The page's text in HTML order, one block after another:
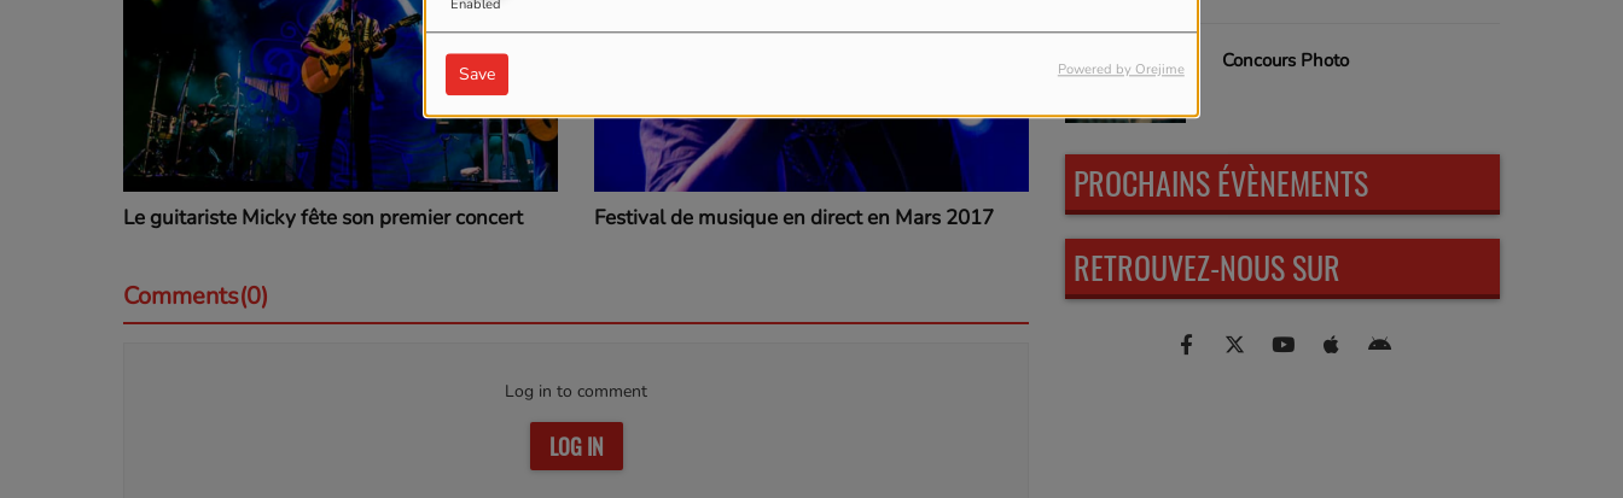
Enabled
Save Powered by Orejime
Le guitariste Micky fête son premier concert Festival de musique en direct en Mars 2017
Comments(0)
Log in to comment
LOG IN
Concours Photo
PROCHAINS ÉVÈNEMENTS
RETROUVEZ-NOUS SUR